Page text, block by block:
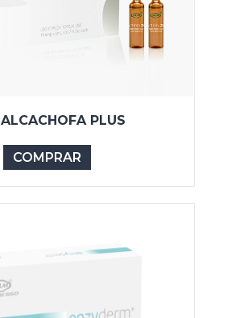
PLUS
COMPRAR